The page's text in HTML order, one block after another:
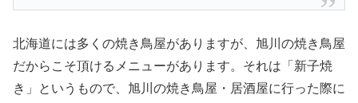
北海道には多くの焼き鳥屋がありますが、旭川の焼き鳥屋
だからこそ頂けるメニューがあります。それは「新子焼
き」というもので、旭川の焼き鳥屋・居酒屋に行った際に